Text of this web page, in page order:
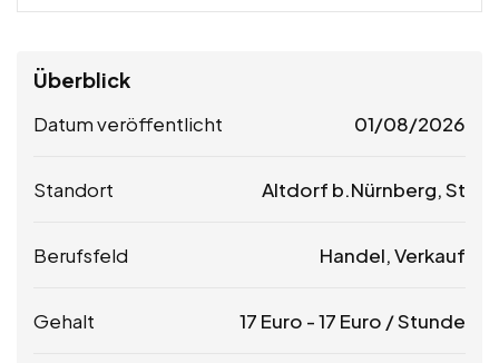
Überblick
Datum veröffentlicht 01/08/2026
Standort Altdorf b.Nürnberg, St
Berufsfeld Handel, Verkauf
Gehalt 17 Euro -17 Euro / Stunde